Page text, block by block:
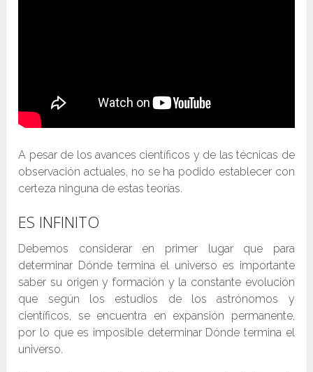
A pesar de los avances científicos y de las técnicas de
observación actuales, no se ha podido establecer con
certeza ninguna de estas teorías.
ES INFINITO
Debemos considerar en primer lugar que para
determinar Dónde termina el universo es importante
saber su origen y formación y la constante evolución
que según los estudios de los astrónomos y
científicos, se encuentra en expansión permanente,
por lo que es imposible determinar Dónde termina el
universo.